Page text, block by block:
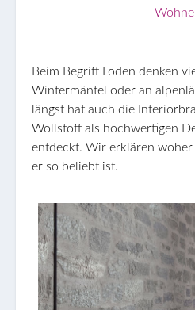
Beim Begriff Loden denken
Wintermäntel oder an
längst hat auch die
Wollstoff als hochwertigen
entdeckt. Wir erklären
er so beliebt ist.